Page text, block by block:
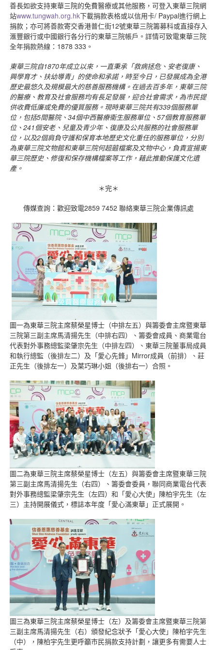
善長如欲支持東華三院的免費醫療或其他服務，可登入東華三院網
站www.tungwah.org.hk下載捐款表格或以信用卡/ Paypal進行網上
捐款；亦可將善款寄交香港普仁街12號東華三院籌募科或直接存入
滙豐銀行或中國銀行各分行的東華三院帳戶。詳情可致電東華三院
全年捐款熱線：1878 333。
東華三院自1870年成立以來，一直秉承「救病拯危、安老復康、
興學育才、扶幼導青」的使命和承諾，時至今日，已發展成為全港
歷史最悠久及規模最大的慈善服務機構。在過去百多年，東華三院
的醫療、教育及社會服務均有長足發展，迎合社會需求，為市民提
供收費低廉或免費的優質服務。現時東華三院共有339個服務單
位，包括5間醫院、 34個中西醫療衞生服務單位、 57個教育服務單
位、 241個安老、兒童及青少年、復康及公共服務的社會服務單
位，以及2個肩負守護和保育本地歷史文化重任的服務單位，分別
為東華三院文物館和東華三院何超蕸檔案及文物中心，負責宣揚東
華三院歷史、修復和保存機構檔案等工作，藉此推動保護文化遺
產。
＊完＊
傳媒查詢：歡迎致電2859 7452 聯絡東華三院企業傳訊處
圖一為東華三院主席蔡榮星博士（中排左五）與籌委會主席暨東華
三院第三副主席馬清揚先生（中排右四）、籌委會成員、商業電台
代表對外事務總監梁肇宗先生（中排左四）、東華三院董事局成員
和執行總監（後排左二）及「愛心先鋒」Mirror成員（前排）、莊
正先生（後排左一）及葉巧琳小姐（後排右一）合照。
圖二為東華三院主席蔡榮星博士（左五）與籌委會主席暨東華三院
第三副主席馬清揚先生（右四）、籌委會委員，聯同商業電台代表
對外事務總監梁肇宗先生（左四）和「愛心大使」陳柏宇先生（左
三）主持開展儀式，標誌本年度「愛心滿東華」正式展開。
圖三為東華三院主席蔡榮星博士（左）及籌委會主席暨東華三院第
三副主席馬清揚先生（右）頒發紀念狀予「愛心大使」陳柏宇先生
（中），陳柏宇先生更呼籲市民捐款支持計劃，讓更多有需要人士